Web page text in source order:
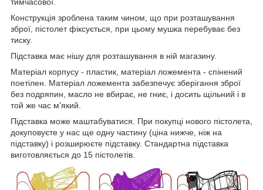
Конструкція зроблена таким чином, що при розташування
зброї, пістолет фіксується, при цьому мушка перебуває без
тиску.
Підставка має нішу для розташування в ній магазину.
Матеріал корпусу - пластик, матеріал ложемента - спінений
поетілен. Матеріал ложемента забезпечує зберігання зброї
без подряпин, масло не вбирає, не гниє, і досить щільний і в
той же час м'який.
Підставка може маштабуватися. При покупці нового пістолета,
докуповуєте у нас ще одну частину (ціна нижче, ніж на
підставку) і розширюєте підставку. Стандартна підставка
виготовляється до 15 пістолетів.